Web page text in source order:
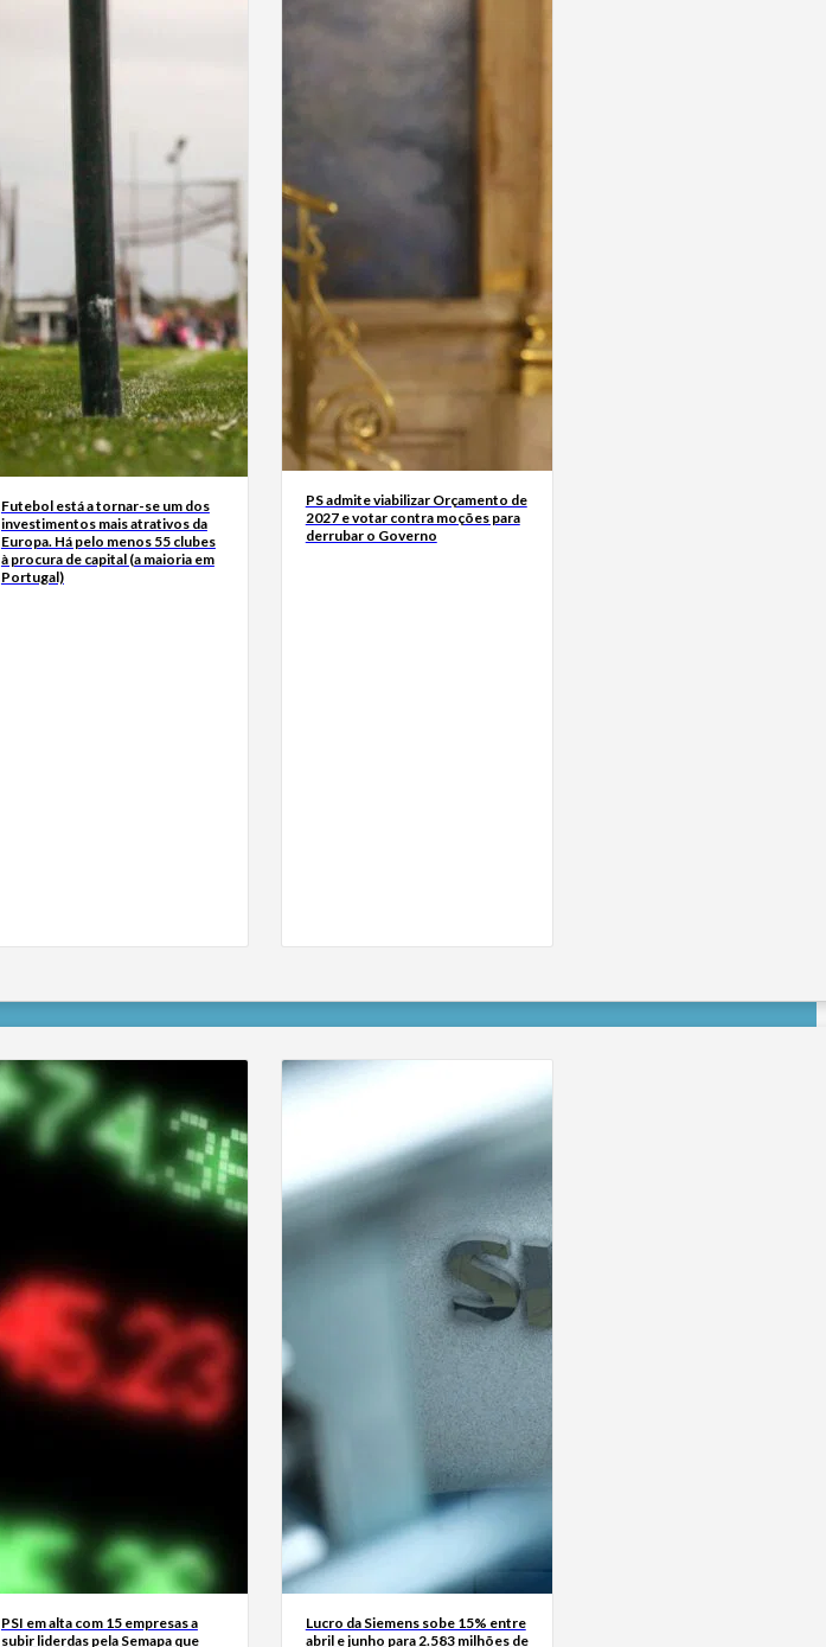
Futebol está a tornar-se um dos
investimentos mais atrativos da
Europa. Há pelo menos 55 clubes
à procura de capital (a maioria em
Portugal)
PS admite viabilizar Orçamento de
2027 e votar contra moções para
derrubar o Governo
PSI em alta com 15 empresas a
subir liderdas pela Semapa que
Lucro da Siemens sobe 15% entre
abril e junho para 2.583 milhões de